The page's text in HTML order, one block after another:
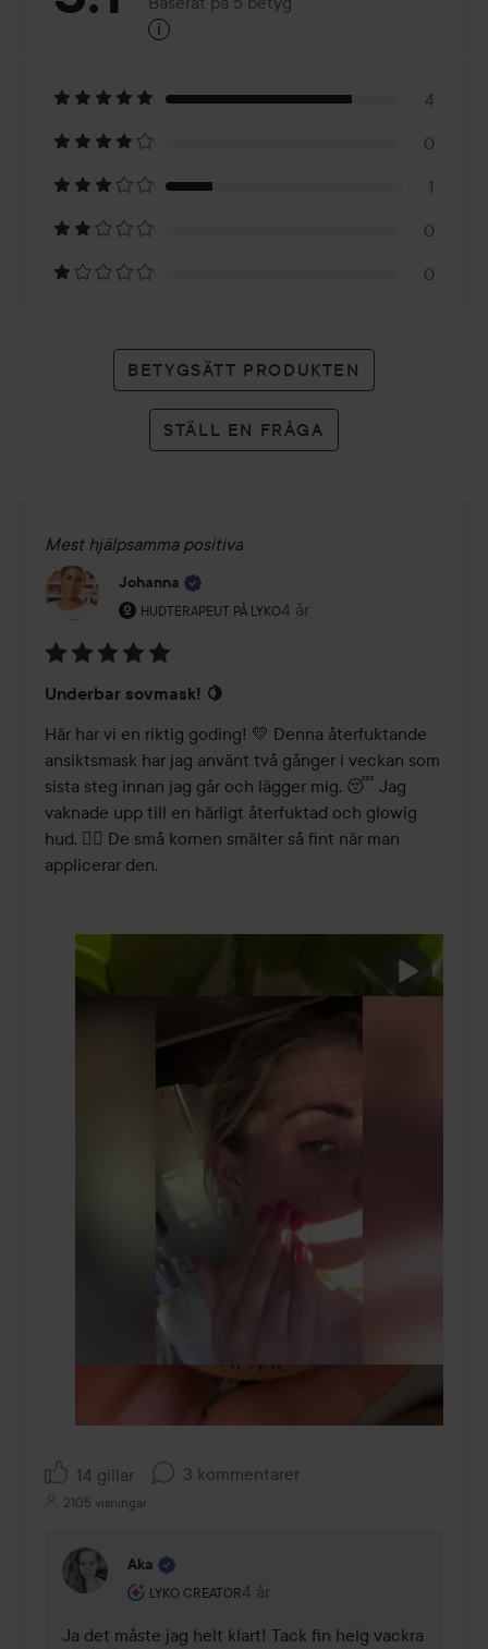
Baserat
på
5
betyg
i
4
0
1
0
0
BETYGSÄTT PRODUKTEN
STÄLL EN FRÅGA
Mest hjälpsamma positiva
Johanna
HUDTERAPEUT PÅ LYKO
Användarens roll: Hudterapeut på Lyko.
4 år
Inlägget skapades 4 år
5
av
5
Underbar sovmask! 🍋
Här har vi en riktig goding! 💛 Denna återfuktande
ansiktsmask har jag använt två gånger i veckan som
sista steg innan jag går och lägger mig. 😴 Jag
vaknade upp till en härligt återfuktad och glowig
hud. 👌🏼 De små kornen smälter så fint när man
applicerar den.
14 gillar 3 kommentarer
2105 visningar
Aka
LYKO CREATOR
Användarens roll: Lyko Creator.
4 år
Kommentaren lades 4 år
Ja det måste jag helt klart! Tack fin helg vackra